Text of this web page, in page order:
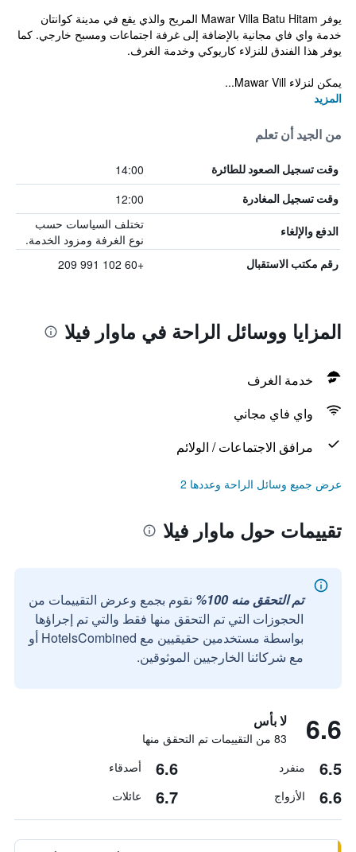
يوفر Mawar Villa Batu Hitam المريح والذي يقع في مدينة كوانتان
خدمة واي فاي مجانية بالإضافة إلى غرفة اجتماعات ومسبح خارجي. كما
يوفر هذا الفندق للنزلاء كاريوكي وخدمة الغرف.
يمكن لنزلاء Mawar Vill...
المزيد
من الجيد أن تعلم
وقت تسجيل الصعود للطائرة 14:00
وقت تسجيل المغادرة 12:00
الدفع والإلغاء
تختلف السياسات حسب
نوع الغرفة ومزود الخدمة.
رقم مكتب الاستقبال +60 102 991 209
المزايا ووسائل الراحة في ماوار فيلا
خدمة الغرف
واي فاي مجاني
مرافق الاجتماعات / الولائم
عرض جميع وسائل الراحة وعددها 2
تقييمات حول ماوار فيلا
تم التحقق منه 100%
نقوم بجمع وعرض التقييمات من
الحجوزات التي تم التحقق منها فقط والتي تم إجراؤها
بواسطة مستخدمين حقيقيين مع HotelsCombined أو
مع شركائنا الخارجيين الموثوقين.
6.6 لا بأس
83 من التقييمات تم التحقق منها
6.5 منفرد 6.6 أصدقاء
6.6 الأزواج 6.7 عائلات